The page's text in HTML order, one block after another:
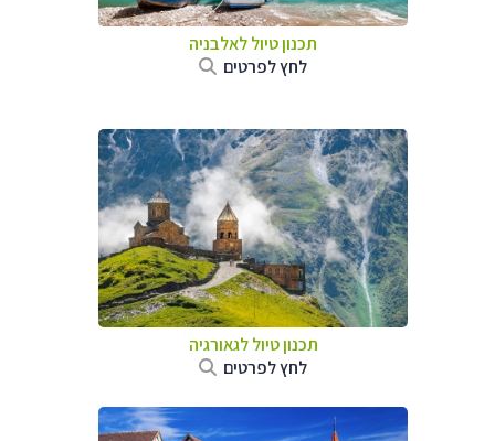
תכנון טיול לאלבניה
לחץ לפרטים
תכנון טיול לגאורגיה
לחץ לפרטים